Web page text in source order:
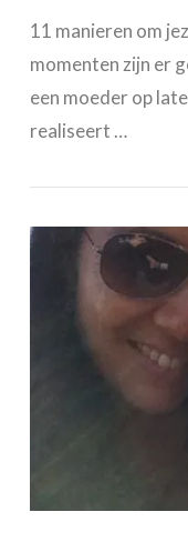
11 manieren om
momenten zijn er
een moeder op
realiseert …